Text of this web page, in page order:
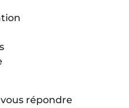
répondre